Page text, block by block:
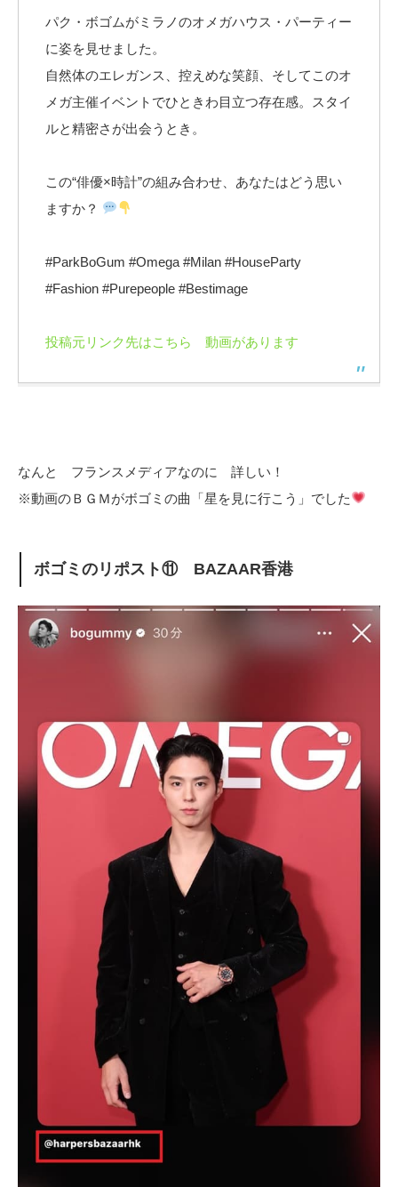
パク・ボゴムがミラノのオメガハウス・パーティー
に姿を見せました。
自然体のエレガンス、控えめな笑顔、そしてこのオ
メガ主催イベントでひときわ目立つ存在感。スタイ
ルと精密さが出会うとき。
この“俳優×時計”の組み合わせ、あなたはどう思い
ますか？
#ParkBoGum #Omega #Milan #HouseParty
#Fashion #Purepeople #Bestimage
投稿元リンク先はこちら 動画があります
なんと フランスメディアなのに 詳しい！
※動画のＢＧＭがボゴミの曲「星を見に行こう」でした
ボゴミのリポスト⑪ BAZAAR香港